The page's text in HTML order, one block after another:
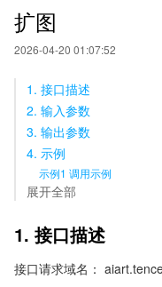
扩图
2026-04-20 01:07:52
1. 接口描述
2. 输入参数
3. 输出参数
4. 示例
示例1 调用示例
展开全部
1. 接口描述
接口请求域名：